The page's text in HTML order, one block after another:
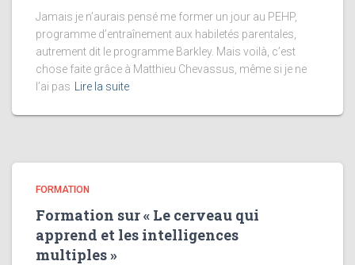
Jamais je n’aurais pensé me former un jour au PEHP,
programme d’entraînement aux habiletés parentales,
autrement dit le programme Barkley. Mais voilà, c’est
chose faite grâce à Matthieu Chevassus, même si je ne
l’ai pas
Lire la suite
FORMATION
Formation sur « Le cerveau qui
apprend et les intelligences
multiples »